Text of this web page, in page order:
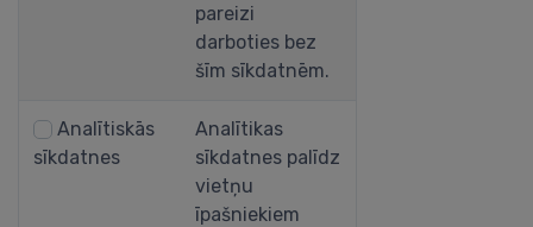
pareizi
darboties bez
šīm sīkdatnēm.
Analītiskās
sīkdatnes
Analītikas
sīkdatnes palīdz
vietņu
īpašniekiem